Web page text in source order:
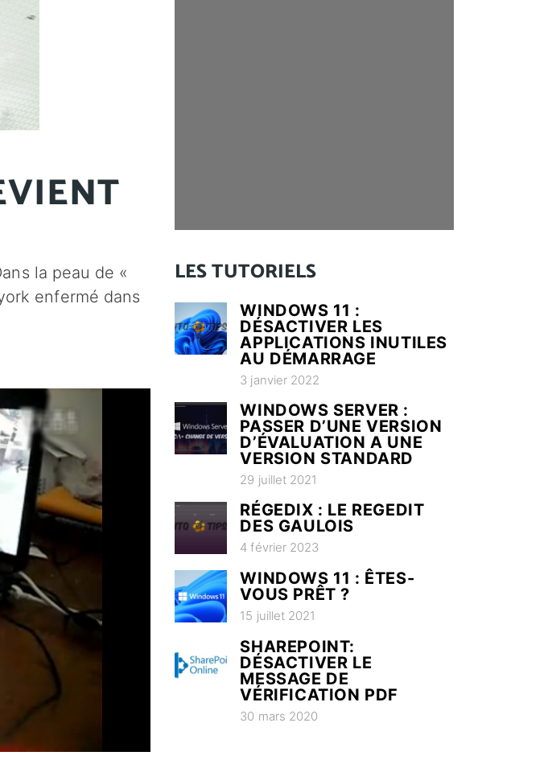
la peau de «
enfermé dans
LES TUTORIELS
WINDOWS 11 :
DÉSACTIVER LES
APPLICATIONS INUTILES
AU DÉMARRAGE
3 janvier 2022
WINDOWS SERVER :
PASSER D’UNE VERSION
D’ÉVALUATION A UNE
VERSION STANDARD
29 juillet 2021
RÉGEDIX : LE REGEDIT
DES GAULOIS
4 février 2023
WINDOWS 11 : ÊTES-
VOUS PRÊT ?
15 juillet 2021
SHAREPOINT:
DÉSACTIVER LE
MESSAGE DE
VÉRIFICATION PDF
30 mars 2020